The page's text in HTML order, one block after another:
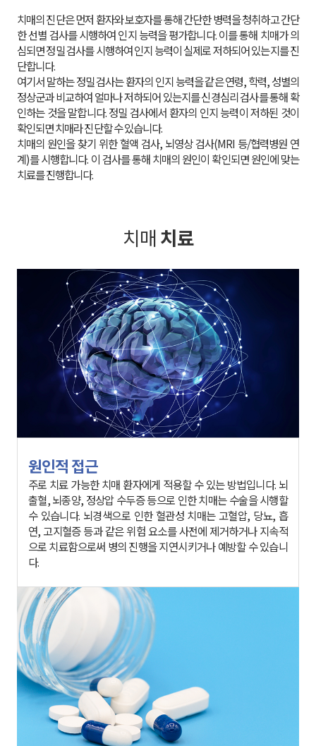
한 선별 검사를 시행하여 인지 능력을 평가합니다.
단합니다.
인하는 것을 말합니다.
확인되면 치매라 진단할 수 있습니다.
치료를 진행합니다.
치매치료
원인적 접근
다.